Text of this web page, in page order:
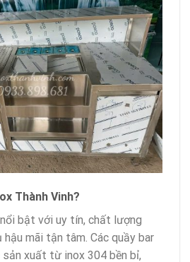
Thành Vinh?
bật với uy tín, chất lượng
hậu mãi tận tâm. Các quầy bar
xuất từ inox 304 bền bỉ,